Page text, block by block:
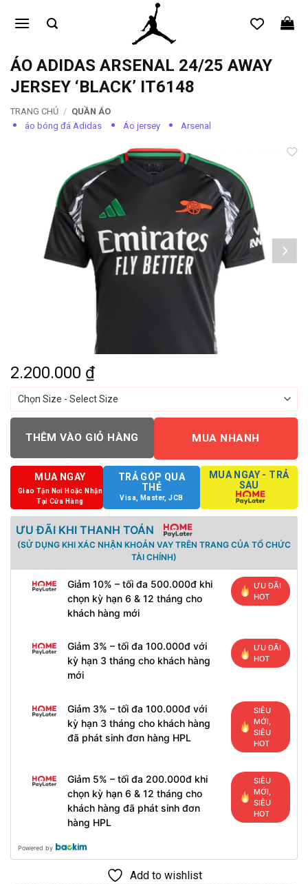
qua
dungÁO ADIDAS ARSENAL 24/25 AWAY
JERSEY ‘BLACK’ IT6148
TRANG CHỦ / QUẦN ÁO
áo bóng đá Adidas
Áo jersey Arsenal
2.200.000 ₫
THÊM VÀO GIỎ HÀNG MUA NHANH
MUA NGAY
Giao Tận Nơi Hoặc Nhận
Tại Cửa Hàng
TRẢ GÓP QUA
THẺ
Visa, Master, JCB
MUA NGAY - TRẢ
SAU
ƯU ĐÃI KHI THANH TOÁN
(SỬ DỤNG KHI XÁC NHẬN KHOẢN VAY TRÊN TRANG CỦA TỔ CHỨC
TÀI CHÍNH)
Giảm 10% – tối đa 500.000đ khi
chọn kỳ hạn 6 & 12 tháng cho
khách hàng mới
ƯU ĐÃI
HOT
Giảm 3% – tối đa 100.000đ với
kỳ hạn 3 tháng cho khách hàng
mới
ƯU ĐÃI
HOT
Giảm 3% – tối đa 100.000đ với
kỳ hạn 3 tháng cho khách hàng
đã phát sinh đơn hàng HPL
SIÊU
MỚI,
SIÊU
HOT
Giảm 5% – tối đa 200.000đ khi
chọn kỳ hạn 6 & 12 tháng cho
khách hàng đã phát sinh đơn
hàng HPL
SIÊU
MỚI,
SIÊU
HOT
Powered by
Add to wishlist